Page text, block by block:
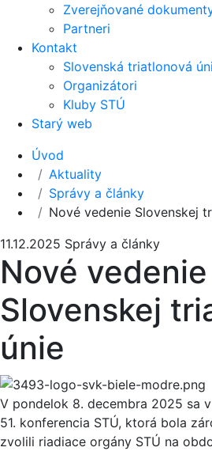
Zverejňované
Partneri
Kontakt
Slovenská triatlonová
Organizátori
Kluby STÚ
Starý web
Úvod
Aktuality
Správy a články
Nové vedenie Slovenskej
11.12.2025 Správy a články
Nové vedenie
Slovenskej
únie
V pondelok 8. decembra 2025 sa
51. konferencia STÚ, ktorá bola
zvolili riadiace orgány STÚ na